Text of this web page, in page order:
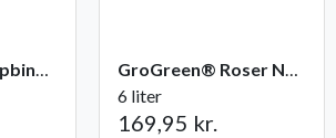
Planteringe til opbinding 30 stk
GroGreen® Roser NPK 6-2-8 + 2% Mg
6 liter
169,95 kr.